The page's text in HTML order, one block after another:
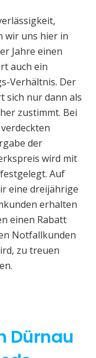
wir uns hier in
Jahre einen
auch ein
Verhältnis. Der
sich nur dann als
zustimmt. Bei
der
wird mit
Auf
eine dreijährige
erhalten
einen Rabatt
Notfallkunden
zu treuen
Dürnau